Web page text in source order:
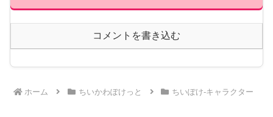
コメントを書き込む
ホーム ちいかわぽけっと ちいぽけ-キャラクター